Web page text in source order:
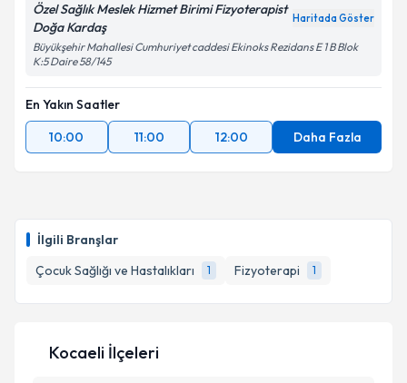
İlgili Branşlar
Çocuk Sağlığı ve Hastalıkları
1 Fizyoterapi 1
Özel Sağlık Meslek Hizmet Birimi Fizyoterapist
Doğa Kardaş
Haritada Göster
Büyükşehir Mahallesi Cumhuriyet caddesi Ekinoks Rezidans E 1 B Blok
K:5 Daire 58/145
En Yakın Saatler
10:00
11:00 12:00 Daha Fazla
Kocaeli İlçeleri